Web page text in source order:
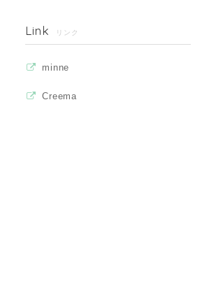
Link リンク
minne
Creema